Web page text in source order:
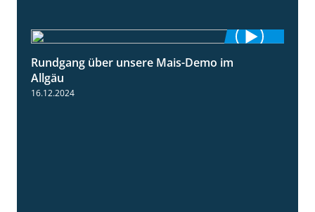
Rundgang über unsere Mais-Demo im
Allgäu
16.12.2024